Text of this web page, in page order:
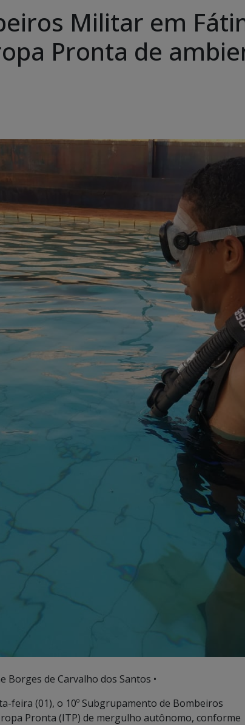
Militar em
Pronta de
Borges de Carvalho dos Santos •
feira (01), o 10º Subgrupamento de Bombeiros
Pronta (ITP) de mergulho autônomo, conforme